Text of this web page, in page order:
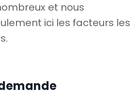
et nous
ici les facteurs les